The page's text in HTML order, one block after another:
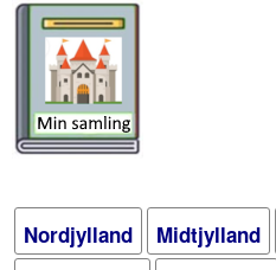
Nordjylland Midtjylland